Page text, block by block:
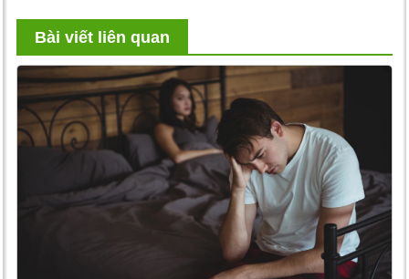
Bài viết liên quan